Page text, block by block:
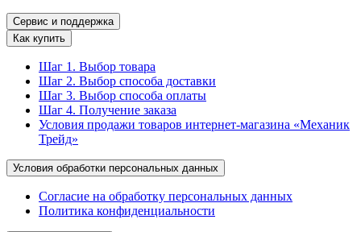
Сервис и поддержка
Как купить
Шаг 1. Выбор товара
Шаг 2. Выбор способа доставки
Шаг 3. Выбор способа оплаты
Шаг 4. Получение заказа
Условия продажи товаров интернет-магазина «Механик
Трейд»
Условия обработки персональных данных
Согласие на обработку персональных данных
Политика конфиденциальности